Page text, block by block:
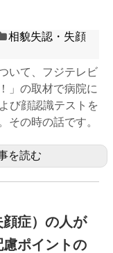
相貌失認・失顔
いて、フジテレビ
」の取材で病院に
び顔認識テストを
その時の話です。
を読む
症）の人が
慮ポイントの